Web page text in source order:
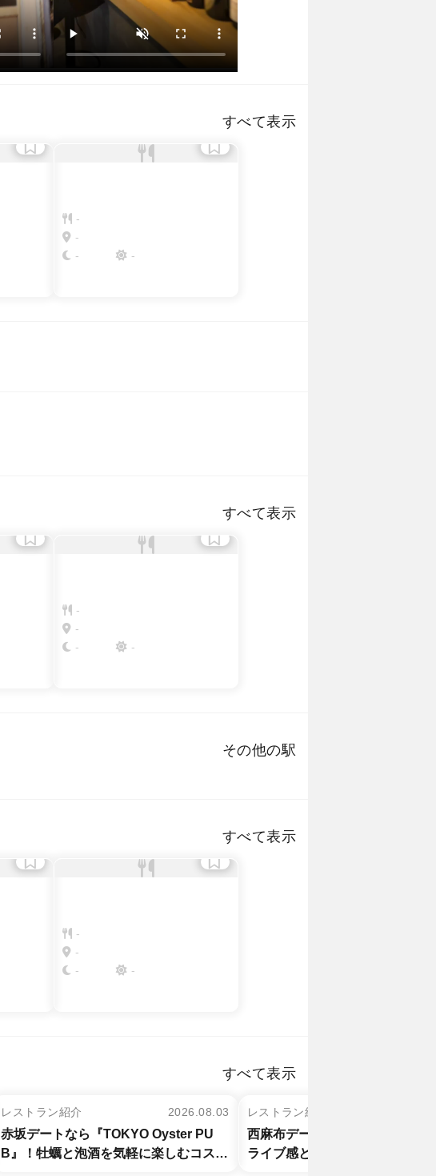
すべて表示
-
-
-
-
すべて表示
-
-
-
-
その他の駅
すべて表示
-
-
-
-
すべて表示
レストラン紹介 2026.08.03
赤坂デートなら『TOKYO Oyster PU
B』！牡蠣と泡酒を気軽に楽しむコスパ
レストラン紹介
西麻布デートなら『熾 OKI』へ
ライブ感と“焚音料理”の新感覚